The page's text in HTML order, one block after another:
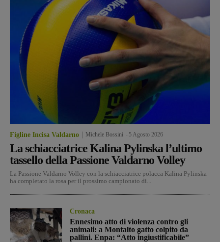
Figline Incisa Valdarno Michele Bossini 5 Agosto 2026
La schiacciatrice Kalina Pylinska l’ultimo
tassello della Passione Valdarno Volley
La Passione Valdarno Volley con la schiacciatrice polacca Kalina Pylinska
ha completato la rosa per il prossimo campionato di...
Cronaca
Ennesimo atto di violenza contro gli
animali: a Montalto gatto colpito da
pallini. Enpa: “Atto ingiustificabile”